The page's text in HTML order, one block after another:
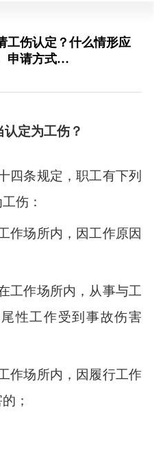
工伤认定？什么情形应
申请方式…
定为工伤？
四条规定，职工有下列
伤：
作场所内，因工作原因
工作场所内，从事与工
性工作受到事故伤害
作场所内，因履行工作
；